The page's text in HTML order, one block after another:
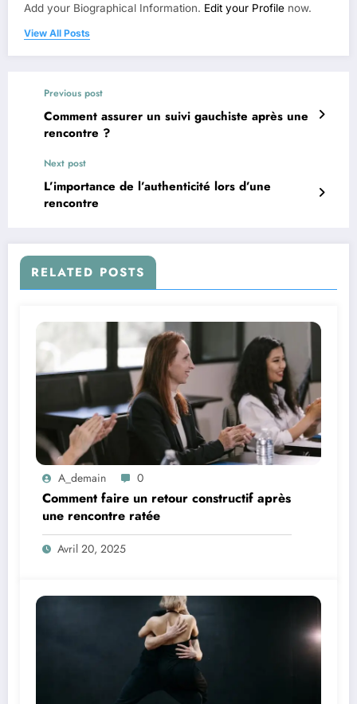
Add your Biographical Information. Edit your Profile now.
View All Posts
Previous post
Comment assurer un suivi gauchiste après une
rencontre ?
Next post
L’importance de l’authenticité lors d’une
rencontre
RELATED POSTS
A_demain 0
Comment faire un retour constructif après
une rencontre ratée
Avril 20, 2025